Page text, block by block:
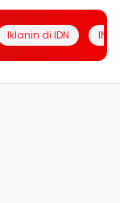
Iklanin di IDN